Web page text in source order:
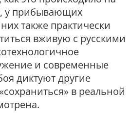
у прибывающих
также практически
вживую с русскими
и современные
диктуют другие
в реальной